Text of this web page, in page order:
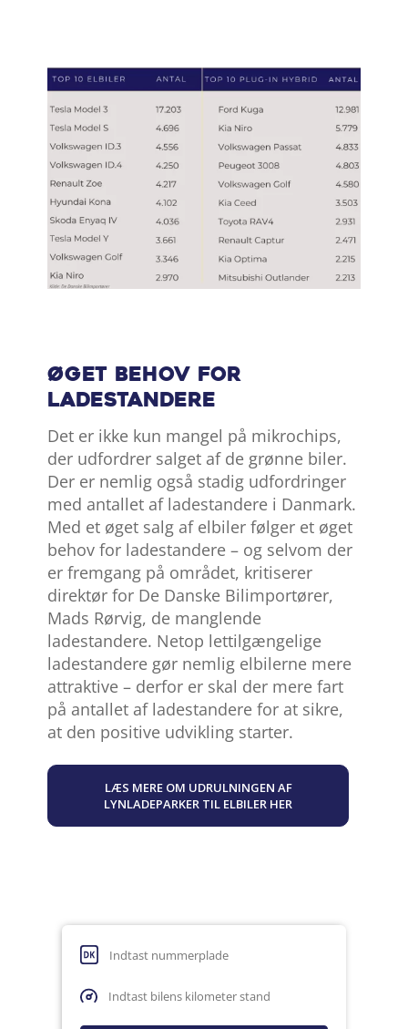
Øget behov for
ladestandere
Det er ikke kun mangel på mikrochips,
der udfordrer salget af de grønne biler.
Der er nemlig også stadig udfordringer
med antallet af ladestandere i Danmark.
Med et øget salg af elbiler følger et øget
behov for ladestandere – og selvom der
er fremgang på området, kritiserer
direktør for De Danske Bilimportører,
Mads Rørvig, de manglende
ladestandere. Netop lettilgængelige
ladestandere gør nemlig elbilerne mere
attraktive – derfor er skal der mere fart
på antallet af ladestandere for at sikre,
at den positive udvikling starter.
LÆS MERE OM UDRULNINGEN AF
LYNLADEPARKER TIL ELBILER HER